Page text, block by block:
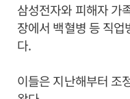
삼성전자와 피해자 가
장에서 백혈병 등 직
다.
이들은 지난해부터 조